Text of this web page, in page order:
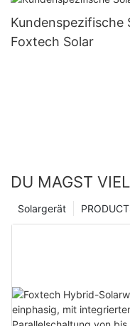
Kundenspezifische
Foxtech Solar
DU MAGST
Solargerät